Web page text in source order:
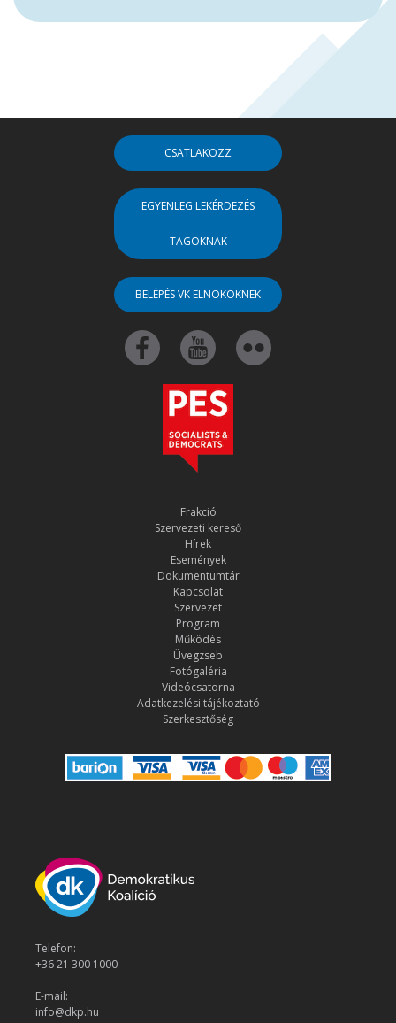
CSATLAKOZZ
EGYENLEG LEKÉRDEZÉS
TAGOKNAK
BELÉPÉS VK ELNÖKÖKNEK
Frakció
Szervezeti kereső
Hírek
Események
Dokumentumtár
Kapcsolat
Szervezet
Program
Működés
Üvegzseb
Fotógaléria
Videócsatorna
Adatkezelési tájékoztató
Szerkesztőség
Telefon:
+36 21 300 1000
E-mail:
info@dkp.hu